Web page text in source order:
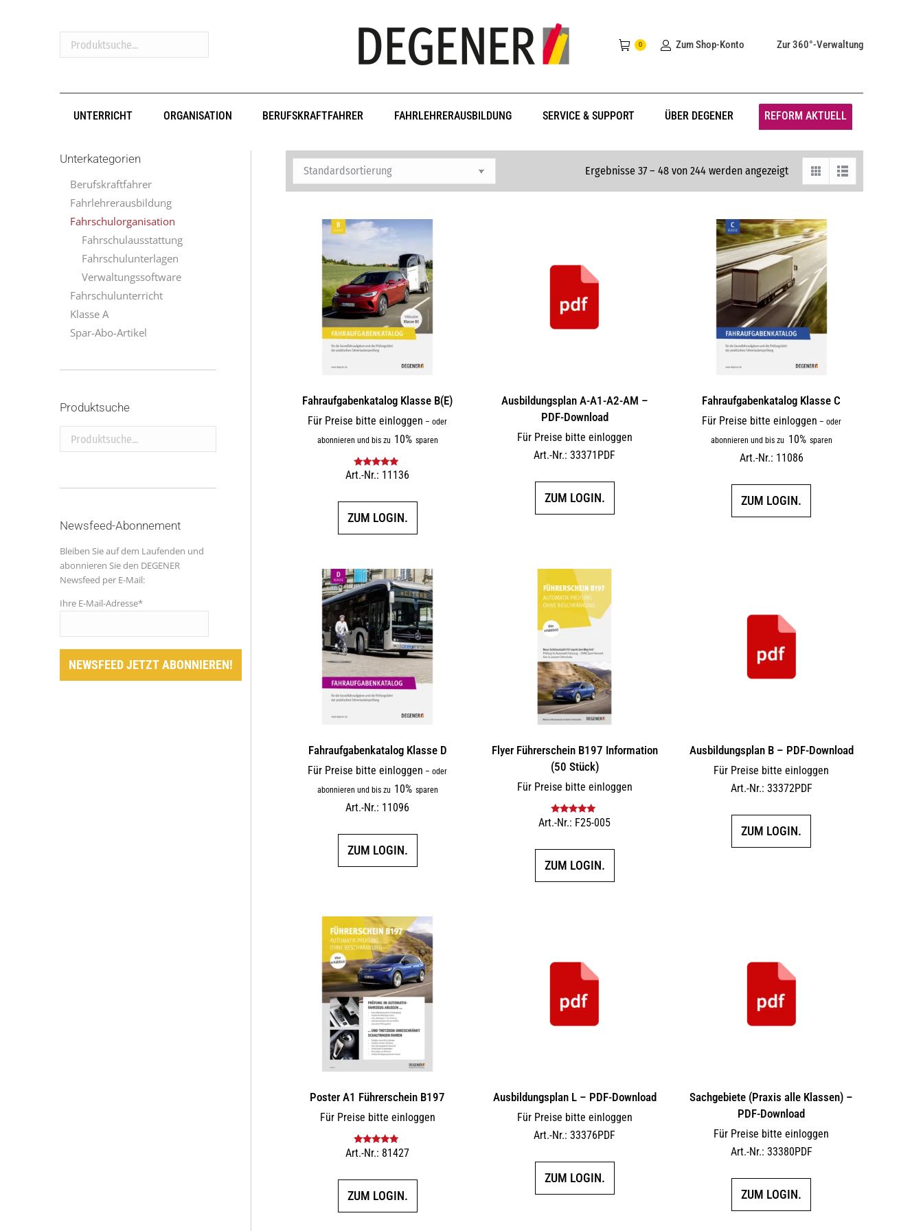
Produktsuche...
0 Zum Shop-Konto Zur 360°-Verwaltung
UNTERRICHT ORGANISATION BERUFSKRAFTFAHRER FAHRLEHRERAUSBILDUNG SERVICE & SUPPORT ÜBER DEGENER REFORM AKTUELL
Ergebnisse 37 – 48 von 244 werden angezeigt
Fahraufgabenkatalog Klasse B(E)
Für Preise bitte einloggen – oder
abonnieren und bis zu 10% sparen
Bewertet mit
Art.-Nr.: 11136
ZUM LOGIN.
Ausbildungsplan A-A1-A2-AM –
PDF-Download
Für Preise bitte einloggen
Art.-Nr.: 33371PDF
ZUM LOGIN.
Fahraufgabenkatalog Klasse C
Für Preise bitte einloggen – oder
abonnieren und bis zu 10% sparen
Art.-Nr.: 11086
ZUM LOGIN.
Fahraufgabenkatalog Klasse D
Für Preise bitte einloggen – oder
abonnieren und bis zu 10% sparen
Art.-Nr.: 11096
ZUM LOGIN.
Flyer Führerschein B197 Information
(50 Stück)
Für Preise bitte einloggen
Bewertet mit
Art.-Nr.: F25-005
ZUM LOGIN.
Ausbildungsplan B – PDF-Download
Für Preise bitte einloggen
Art.-Nr.: 33372PDF
ZUM LOGIN.
Poster A1 Führerschein B197
Für Preise bitte einloggen
Bewertet mit
Art.-Nr.: 81427
ZUM LOGIN.
Ausbildungsplan L – PDF-Download
Für Preise bitte einloggen
Art.-Nr.: 33376PDF
ZUM LOGIN.
Sachgebiete (Praxis alle Klassen) –
PDF-Download
Für Preise bitte einloggen
Art.-Nr.: 33380PDF
ZUM LOGIN.
Unterkategorien
Berufskraftfahrer
Fahrlehrerausbildung
Fahrschulorganisation
Fahrschulausstattung
Fahrschulunterlagen
Verwaltungssoftware
Fahrschulunterricht
Klasse A
Spar-Abo-Artikel
Produktsuche
Produktsuche...
Newsfeed-Abonnement
Bleiben Sie auf dem Laufenden und
abonnieren Sie den DEGENER
Newsfeed per E-Mail:
Ihre E-Mail-Adresse*